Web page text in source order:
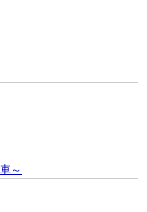
～